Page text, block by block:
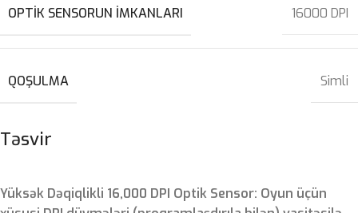
Təsvir
Yüksək Dəqiqlikli 16,000 DPI Optik Sensor: Oyun üçün
OPTIK SENSORUN IMKANLARI 16000 DPI
QOŞULMA Simli